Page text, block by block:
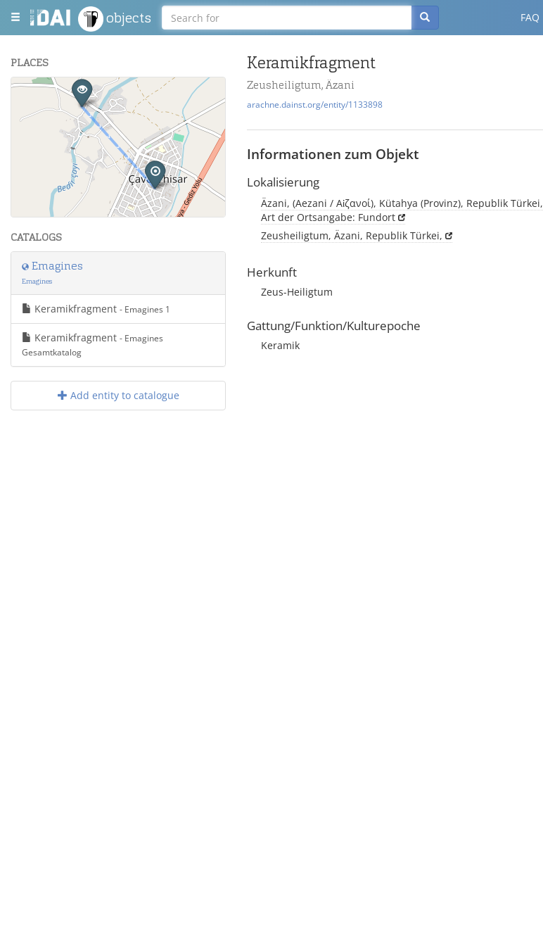
objects FAQ
PLACES
−
Leaflet | Maps and Data © OpenStreetMap
CATALOGS
Emagines
Emagines
Keramikfragment - Emagines 1
Keramikfragment - Emagines
Gesamtkatalog
Add entity to catalogue
Keramikfragment
Zeusheiligtum, Äzani
arachne.dainst.org/entity/1133898
Informationen zum Objekt
Lokalisierung
Äzani, (Aezani / Αἰζανοί), Kütahya (Provinz), Republik Türkei,
Art der Ortsangabe: Fundort
Zeusheiligtum, Äzani, Republik Türkei,
Herkunft
Zeus-Heiligtum
Gattung/Funktion/Kulturepoche
Keramik